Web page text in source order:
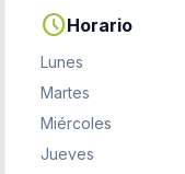
scheduleHorario
Lunes
Martes
Miércoles
Jueves